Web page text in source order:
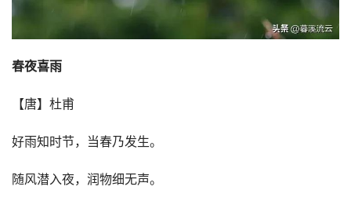
春夜喜雨
【唐】杜甫
好雨知时节，当春乃发生。
随风潜入夜，润物细无声。